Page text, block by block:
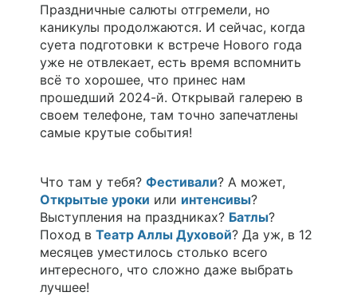
Праздничные салюты отгремели, но
каникулы продолжаются. И сейчас, когда
суета подготовки к встрече Нового года
уже не отвлекает, есть время вспомнить
всё то хорошее, что принес нам
прошедший 2024-й. Открывай галерею в
своем телефоне, там точно запечатлены
самые крутые события!
Что там у тебя? Фестивали? А может,
Открытые уроки или интенсивы?
Выступления на праздниках? Батлы?
Поход в Театр Аллы Духовой? Да уж, в 12
месяцев уместилось столько всего
интересного, что сложно даже выбрать
лучшее!